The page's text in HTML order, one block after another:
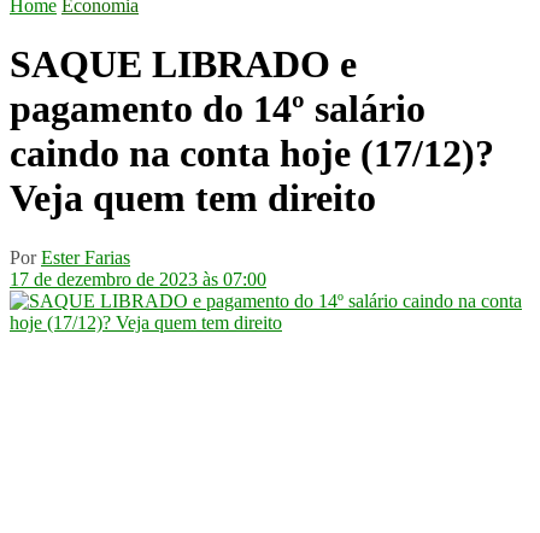
Home Economia
SAQUE LIBRADO e
pagamento do 14º salário
caindo na conta hoje (17/12)?
Veja quem tem direito
Por Ester Farias
17 de dezembro de 2023 às 07:00